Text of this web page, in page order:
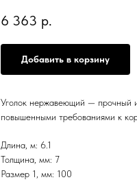
6 363 р.
Добавить в корзину
Уголок нержавеющий — прочный и
повышенными требованиями к
Длина, м: 6.1
Толщина, мм: 7
Размер 1, мм: 100